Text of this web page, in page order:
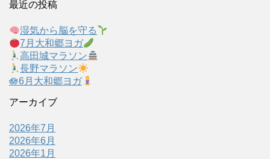
最近の投稿
湿気から脳を守る
7月大和郷ヨガ
高田城マラソン
長野マラソン
🪷6月大和郷ヨガ
アーカイブ
2026年7月
2026年6月
2026年1月